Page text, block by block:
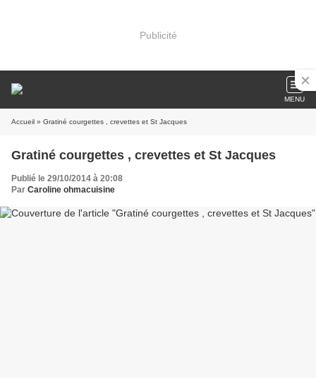
Publicité
MENU
Accueil » Gratiné courgettes , crevettes et St Jacques
Gratiné courgettes , crevettes et St Jacques
Publié le 29/10/2014 à 20:08
Par Caroline ohmacuisine